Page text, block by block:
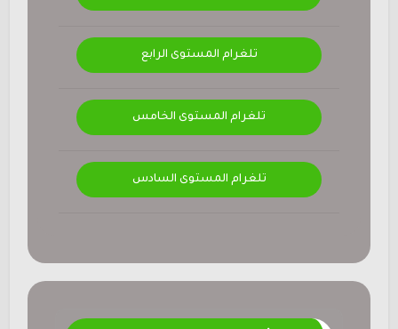
تلغرام المستوى الرابع
تلغرام المستوى الخامس
تلغرام المستوى السادس